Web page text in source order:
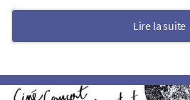
Lire la suite